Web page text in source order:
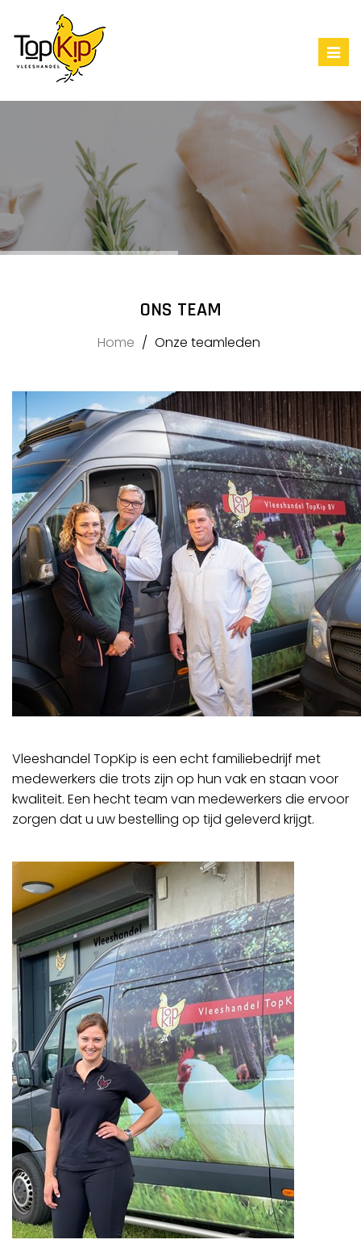
ONS TEAM
Home Onze teamleden
Vleeshandel TopKip is een echt familiebedrijf met
medewerkers die trots zijn op hun vak en staan voor
kwaliteit. Een hecht team van medewerkers die ervoor
zorgen dat u uw bestelling op tijd geleverd krijgt.